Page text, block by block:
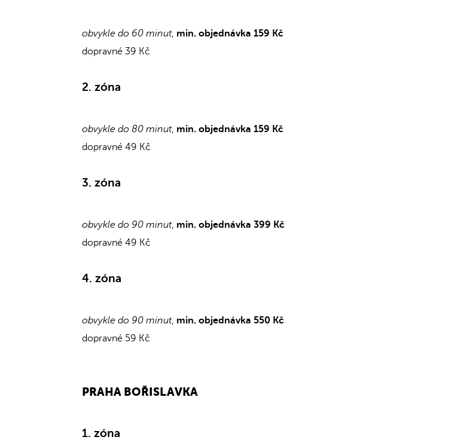
obvykle do 60 minut, min. objednávka 159 Kč
dopravné 39 Kč
2. zóna
obvykle do 80 minut, min. objednávka 159 Kč
dopravné 49 Kč
3. zóna
obvykle do 90 minut, min. objednávka 399 Kč
dopravné 49 Kč
4. zóna
obvykle do 90 minut, min. objednávka 550 Kč
dopravné 59 Kč
PRAHA BOŘISLAVKA
1. zóna